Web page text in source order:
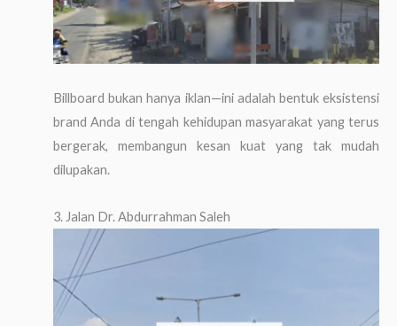
Billboard bukan hanya iklan—ini adalah bentuk eksistensi
brand Anda di tengah kehidupan masyarakat yang terus
bergerak, membangun kesan kuat yang tak mudah
dilupakan.
3. Jalan Dr. Abdurrahman Saleh